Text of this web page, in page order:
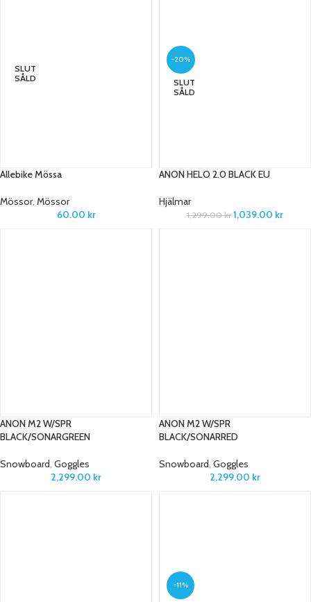
SLUT
SÅLD
Allebike Mössa
Mössor, Mössor
60.00 kr
-20%
SLUT
SÅLD
ANON HELO 2.0 BLACK EU
Hjälmar
1,299.00kr 1,039.00 kr
ANON M2 W/SPR
BLACK/SONARGREEN
Snowboard, Goggles
2,299.00 kr
ANON M2 W/SPR
BLACK/SONARRED
Snowboard, Goggles
2,299.00 kr
-11%